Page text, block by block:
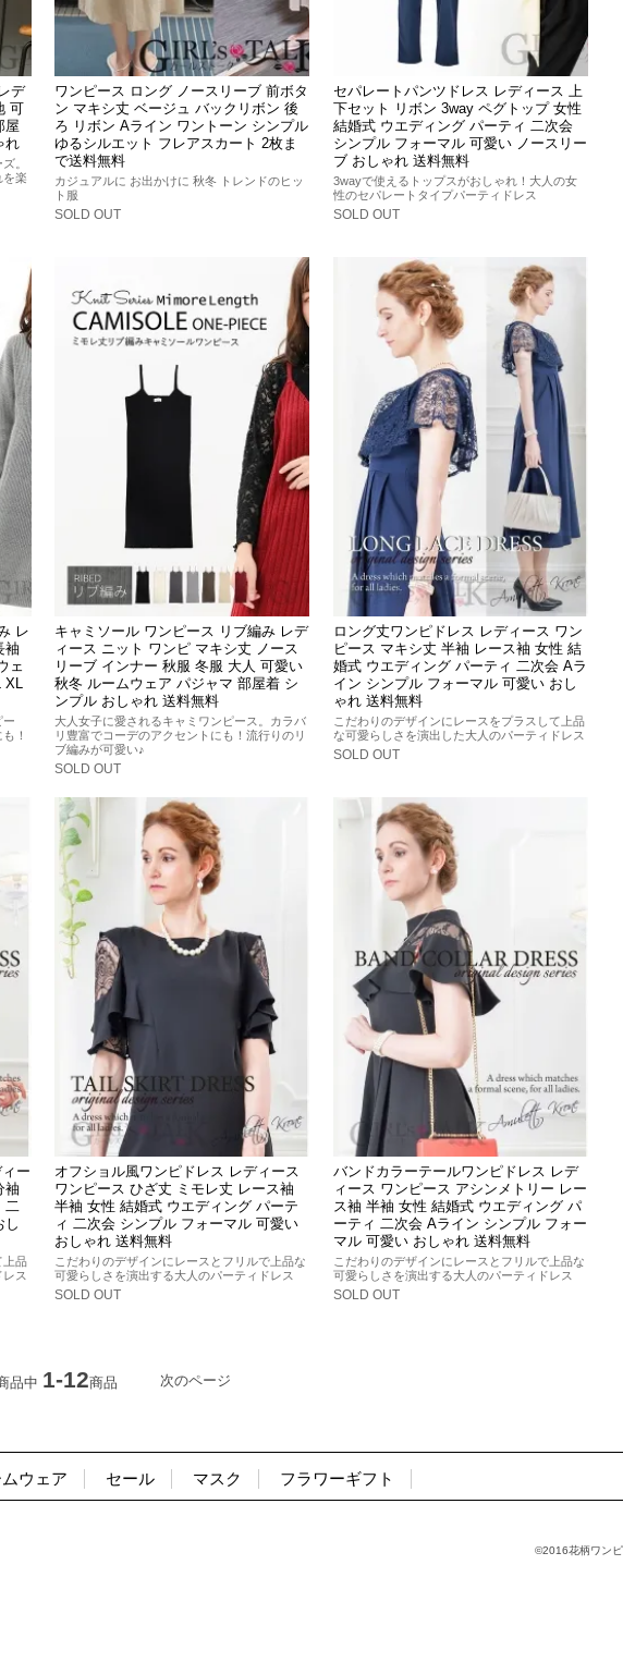
デ
可
屋
れ
。
を楽
ワンピース ロング ノースリーブ 前ボタ
ン マキシ丈 ベージュ バックリボン 後
ろ リボン Aライン ワントーン シンプル
ゆるシルエット フレアスカート 2枚ま
で送料無料
カジュアルに お出かけに 秋冬 トレンドのヒッ
ト服
SOLD OUT
セパレートパンツドレス レディース 上
下セット リボン 3way ペグトップ 女性
結婚式 ウエディング パーティ 二次会
シンプル フォーマル 可愛い ノースリー
ブ おしゃれ 送料無料
3wayで使えるトップスがおしゃれ！大人の女
性のセパレートタイプパーティドレス
SOLD OUT
レ
袖
ェ
XL
ー
！
キャミソール ワンピース リブ編み レデ
ィース ニット ワンピ マキシ丈 ノース
リーブ インナー 秋服 冬服 大人 可愛い
秋冬 ルームウェア パジャマ 部屋着 シ
ンプル おしゃれ 送料無料
大人女子に愛されるキャミワンピース。カラバ
リ豊富でコーデのアクセントにも！流行りのリ
ブ編みが可愛い♪
SOLD OUT
ロング丈ワンピドレス レディース ワン
ピース マキシ丈 半袖 レース袖 女性 結
婚式 ウエディング パーティ 二次会 Aラ
イン シンプル フォーマル 可愛い おし
ゃれ 送料無料
こだわりのデザインにレースをプラスして上品
な可愛らしさを演出した大人のパーティドレス
SOLD OUT
ー
袖
二
し
上品
ス
オフショル風ワンピドレス レディース
ワンピース ひざ丈 ミモレ丈 レース袖
半袖 女性 結婚式 ウエディング パーテ
ィ 二次会 シンプル フォーマル 可愛い
おしゃれ 送料無料
こだわりのデザインにレースとフリルで上品な
可愛らしさを演出する大人のパーティドレス
SOLD OUT
バンドカラーテールワンピドレス レデ
ィース ワンピース アシンメトリー レー
ス袖 半袖 女性 結婚式 ウエディング パ
ーティ 二次会 Aライン シンプル フォー
マル 可愛い おしゃれ 送料無料
こだわりのデザインにレースとフリルで上品な
可愛らしさを演出する大人のパーティドレス
SOLD OUT
品中 1-12商品 次のページ
ウェア セール マスク フラワーギフト
©2016花柄ワンピ